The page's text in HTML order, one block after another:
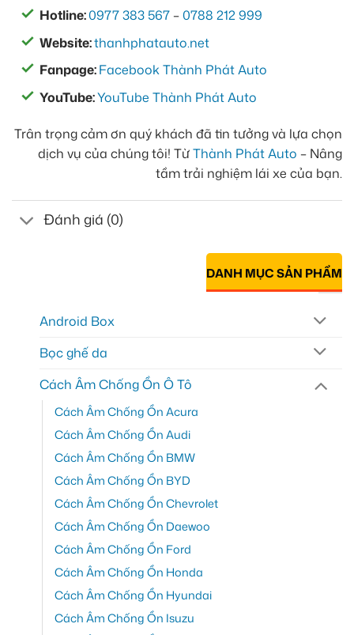
Hotline:0977 383 567 –0788 212 999
Website:thanhphatauto.net
Fanpage:Facebook Thành Phát Auto
YouTube:YouTube Thành Phát Auto
Trân trọng cảm ơn quý khách đã tin tưởng và lựa chọn
dịch vụ của chúng tôi! TừThành Phát Auto – Nâng
tầm trải nghiệm lái xe của bạn.
Đánh giá (0)
DANH MỤC SẢN PHẨM
Android Box
Bọc ghế da
Cách Âm Chống Ồn Ô Tô
Cách Âm Chống Ồn Acura
Cách Âm Chống Ồn Audi
Cách Âm Chống Ồn BMW
Cách Âm Chống Ồn BYD
Cách Âm Chống Ồn Chevrolet
Cách Âm Chống Ồn Daewoo
Cách Âm Chống Ồn Ford
Cách Âm Chống Ồn Honda
Cách Âm Chống Ồn Hyundai
Cách Âm Chống Ồn Isuzu